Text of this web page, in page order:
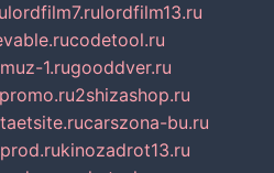
lordfilm7.rulordfilm13.ru
codetool.ru
muz-1.rugooddver.ru
2shizashop.ru
carszona-bu.ru
kinozadrot13.ru